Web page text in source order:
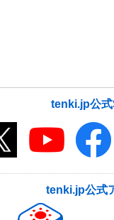
tenki.jp公
tenki.jp公式